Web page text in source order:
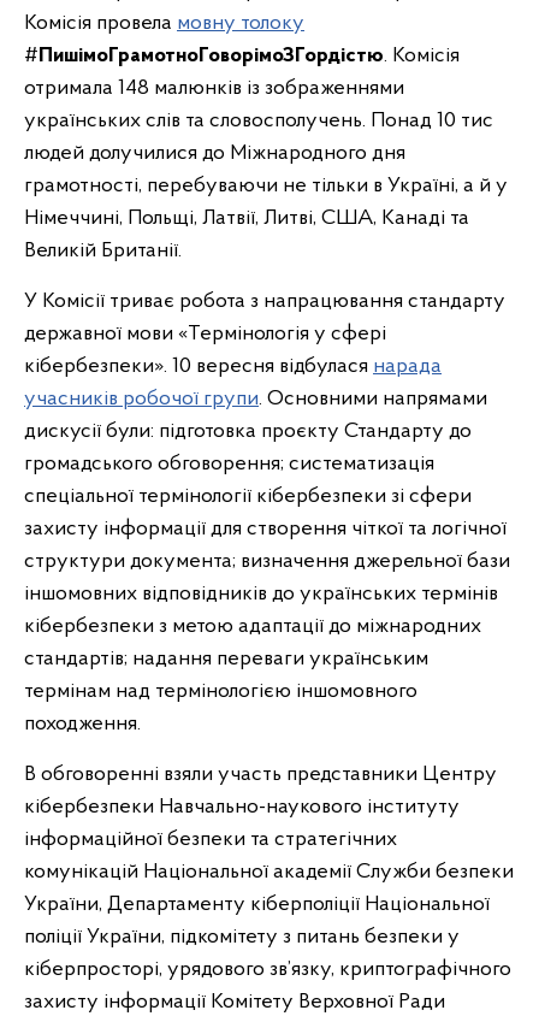
Комісія провела мовну толоку
#ПишімоГрамотноГоворімоЗГордістю. Комісія
отримала 148 малюнків із зображеннями
українських слів та словосполучень. Понад 10 тис
людей долучилися до Міжнародного дня
грамотності, перебуваючи не тільки в Україні, а й у
Німеччині, Польщі, Латвії, Литві, США, Канаді та
Великій Британії.
У Комісії триває робота з напрацювання стандарту
державної мови «Термінологія у сфері
кібербезпеки». 10 вересня відбулася нарада
учасників робочої групи. Основними напрямами
дискусії були: підготовка проєкту Стандарту до
громадського обговорення; систематизація
спеціальної термінології кібербезпеки зі сфери
захисту інформації для створення чіткої та логічної
структури документа; визначення джерельної бази
іншомовних відповідників до українських термінів
кібербезпеки з метою адаптації до міжнародних
стандартів; надання переваги українським
термінам над термінологією іншомовного
походження.
В обговоренні взяли участь представники Центру
кібербезпеки Навчально-наукового інституту
інформаційної безпеки та стратегічних
комунікацій Національної академії Служби безпеки
України, Департаменту кіберполіції Національної
поліції України, підкомітету з питань безпеки у
кіберпросторі, урядового зв’язку, криптографічного
захисту інформації Комітету Верховної Ради